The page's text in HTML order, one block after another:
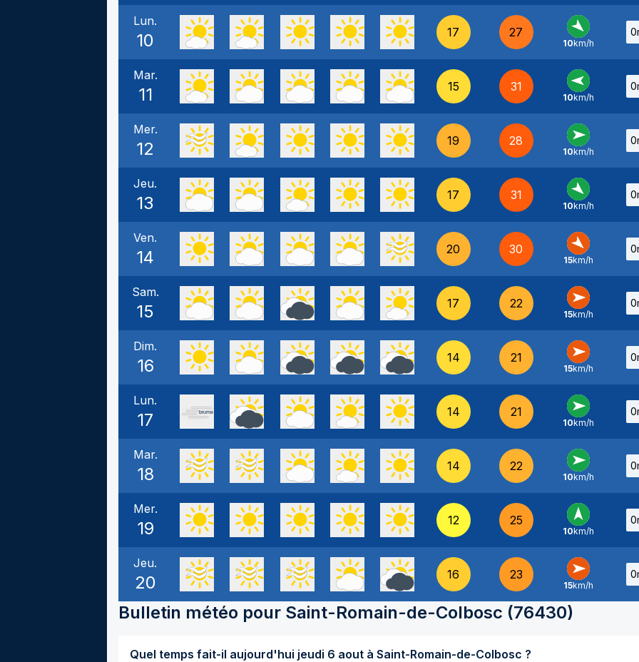
Lun.
10 17 27
NO -
10km/h
Mar.
11 15 31
E -
10km/h
Mer.
12 19 28
O -
10km/h
Jeu.
13 17 31
NO -
10km/h
Ven.
14 20 30
NO
15km/h
Sam.
15 17 22
O -
15km/h
Dim.
16 14 21
O -
15km/h
Lun.
17 14 21
O -
10km/h
Mar.
18 14 22
O -
10km/h
Mer.
19 12 25
S -
10km/h
Jeu.
20 16 23
O -
15km/h
Bulletin météo pour Saint-Romain-de-Colbosc (76430)
Quel temps fait-il aujourd'hui jeudi 6 aout à Saint-Romain-de-Colbosc ?